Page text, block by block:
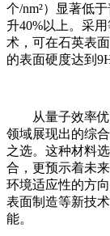
个/nm²）显著低
升40%以上。采
术，可在石英表
的表面硬度达到
从量子效率
领域展现出的综
之选。这种材料
合，更预示着未
环境适应性的方
表面制造等新技
能。